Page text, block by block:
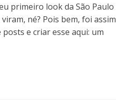
primeiro look da São Paulo
né? Pois bem, foi assim
e criar esse aqui: um